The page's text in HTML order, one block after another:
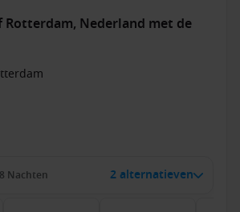
Rotterdam, Nederland met de
8 Nachten 2 alternatieven